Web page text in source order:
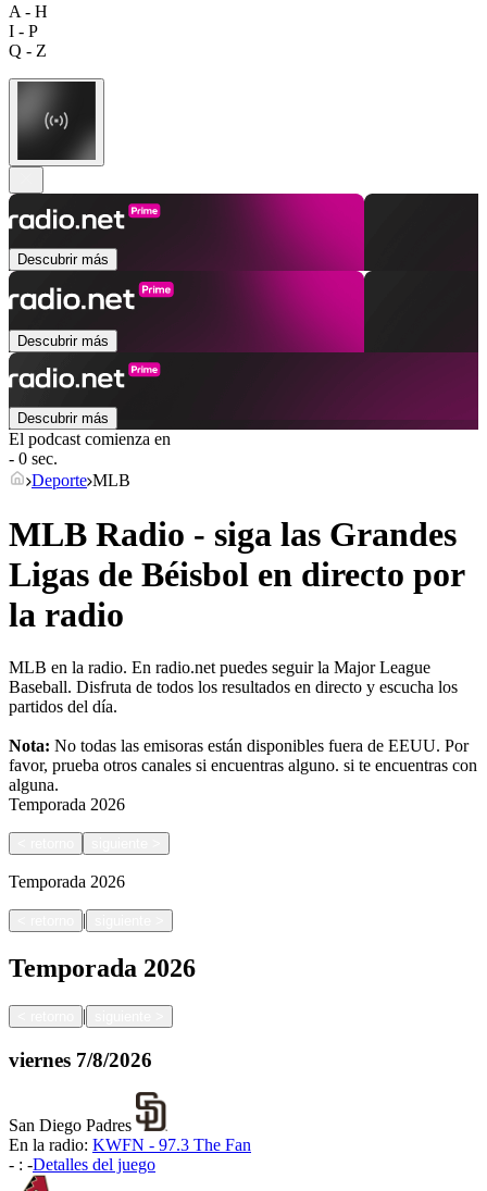
A - H
I - P
Q - Z
Descubrir más
Descubrir más
Descubrir más
El podcast comienza en
- 0 sec.
Deporte MLB
MLB Radio - siga las Grandes
Ligas de Béisbol en directo por
la radio
MLB en la radio. En radio.net puedes seguir la Major League
Baseball. Disfruta de todos los resultados en directo y escucha los
partidos del día.
Nota: No todas las emisoras están disponibles fuera de EEUU. Por
favor, prueba otros canales si encuentras alguno. si te encuentras con
alguna.
Temporada 2026
Temporada 2026
|
Temporada 2026
|
viernes 7/8/2026
San Diego Padres
En la radio: KWFN - 97.3 The Fan
- : -Detalles del juego